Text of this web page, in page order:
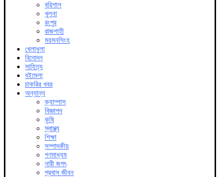
বরিশাল
খুলনা
রংপুর
রাজশাহী
ময়মনসিংহ
খেলাধুলা
বিনোদন
সাহিত্য
বইমেলা
চাকরির খবর
অন্যান্য
ক্যাম্পাস
বিজ্ঞাপন
কৃষি
স্বাস্থ্য
শিক্ষা
সম্পাদকীয়
গণমাধ্যম
নারী জগৎ
প্রবাস জীবন